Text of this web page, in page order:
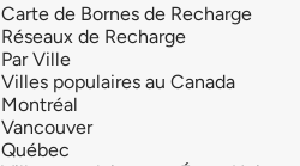
Carte de Bornes de Recharge
Réseaux de Recharge
Par Ville
Villes populaires au Canada
Montréal
Vancouver
Québec